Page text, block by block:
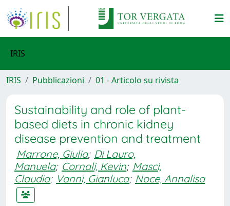
IRIS
IRIS Pubblicazioni 01 - Articolo su rivista
Sustainability and role of plant-
based diets in chronic kidney
disease prevention and treatment
Marrone, Giulia; Di Lauro,
Manuela; Cornali, Kevin; Masci,
Claudia; Vanni, Gianluca; Noce, Annalisa